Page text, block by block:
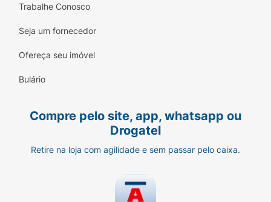
Trabalhe Conosco
Seja um fornecedor
Ofereça seu imóvel
Bulário
Compre pelo site, app, whatsapp ou
Drogatel
Retire na loja com agilidade e sem passar pelo caixa.